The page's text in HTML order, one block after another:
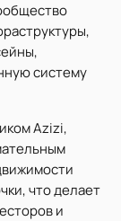
систему
Azizi,
что делает
и